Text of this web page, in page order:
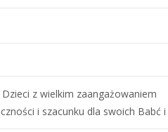
z wielkim zaangażowaniem
i szacunku dla swoich Babć